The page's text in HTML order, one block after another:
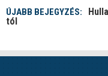
ÚJABB BEJEGYZÉS:
tól